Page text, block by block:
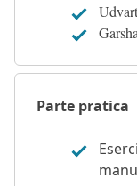
Parte pratica